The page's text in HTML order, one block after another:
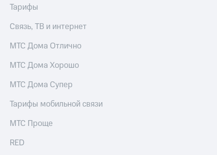
Музыка
КИОН
Строки
Live
Гудок
Мой
на связь
С картой
Деньги
МТС
Накопления
Откладывайте
и получайте
Тарифы
Связь, ТВ и интернет
МТС Дома Отлично
МТС Дома Хорошо
МТС Дома Супер
Тарифы мобильной связи
МТС Проще
RED